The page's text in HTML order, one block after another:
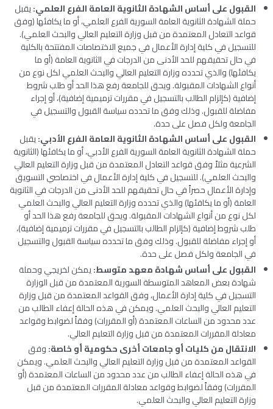
القبول على أساس الشهادة الثانوية العامة الفرع العلمي:يقبل
حملة الشهادة الثانوية العامة السورية الفرع العلمي، أو ما يكافئها (وفق
قواعد التعادل المعتمدة من قبل وزارة التعليم العالي والبحث العلمي).
للتسجيل في كلية إدارة الأعمال في جميع الاختصاصات المفتتحة بالكلية
في حال تحقيقهم للحد الأدنى من الدرجات في الثانوية العامة (أو ما
يكافئها) والذي تحدده وزارة التعليم العالي والبحث العلمي لكل نوع من
أنواع الشهادات المقبولة. ويحق للجامعة رفع هذا الحد أو طلب شروط
إضافية (كإلزام الطالب بالتسجيل في مقررات ترميمية إضافية)، أو إجراء
مفاضلة للقبول. وذلك وفق ما تحدده سياسة القبول والتسجيل في
الجامعة ولكل فصل على حدة.
القبول على أساس الشهادة الثانوية العامة الفرع الأدبي:يقبل
حملة الشهادة الثانوية العامة السورية الفرع الأدبي، أو ما يكافئها (الثانوية
الشرعية مثلاً وفق قواعد التعادل المعتمدة من قبل وزارة التعليم العالي
والبحث العلمي). للتسجيل في كلية إدارة الأعمال في اختصاصي التسويق
وإدارة الأعمال حصراً في حال تحقيقهم للحد الأدنى من الدرجات في الثانوية
العامة (أو ما يكافئها) والذي تحدده وزارة التعليم العالي والبحث العلمي
لكل نوع من أنواع الشهادات المقبولة. ويحق للجامعة رفع هذا الحد أو
طلب شروط إضافية (كإلزام الطالب بالتسجيل في مقررات ترميمية إضافية)،
أو إجراء مفاضلة للقبول. وذلك وفق ما تحدده سياسة القبول والتسجيل
في الجامعة ولكل فصل على حدة.
القبول على أساس شهادة معهد متوسط:يمكن لخريجي وحملة
شهادة بعض المعاهد المتوسطة السورية المعتمدة من قبل الوزارة
التسجيل في كلية إدارة الأعمال، وفق القواعد المعتمدة من قبل وزارة
التعليم العالي والبحث العلمي. ويمكن في هذه الحالة إعفاء الطالب من
عدد محدود من الساعات المعتمدة (أو المقررات) وفقاً لضوابط وقواعد
معادلة المقررات المعتمدة من قبل وزارة التعليم العالي.
الانتقال من كليات أو جامعات أخرى حكومية أو خاصة:وفق
القواعد المعتمدة من قبل وزارة التعليم العالي والبحث العلمي. ويمكن
في هذه الحالة إعفاء الطالب من عدد محدود من الساعات المعتمدة (أو
المقررات) وفقاً لضوابط وقواعد معادلة المقررات المعتمدة من قبل
وزارة التعليم العالي والبحث العلمي.